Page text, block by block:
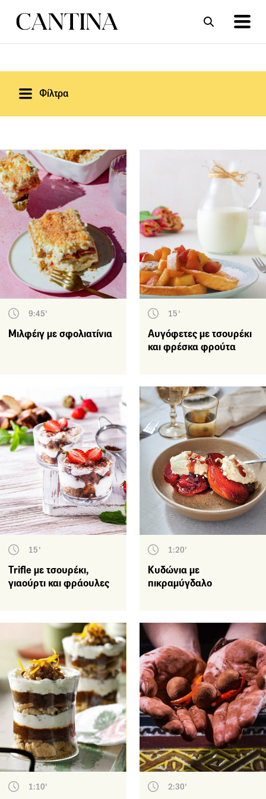
Φίλτρα
9:45'
Μιλφέιγ με σφολιατίνια
15'
Αυγόφετες με τσουρέκι
και φρέσκα φρούτα
15'
Trifle με τσουρέκι,
γιαούρτι και φράουλες
1:20'
Κυδώνια με
πικραμύγδαλο
1:10' 2:30'